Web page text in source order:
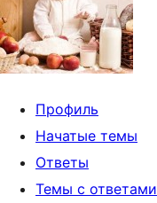
Профиль
Начатые темы
Ответы
Темы с ответами